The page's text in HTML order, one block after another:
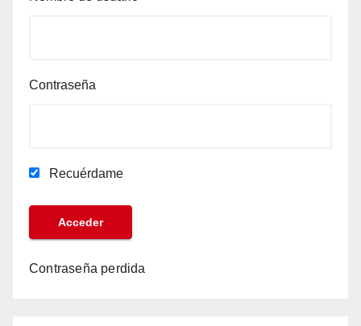
Contraseña
Recuérdame
Contraseña perdida